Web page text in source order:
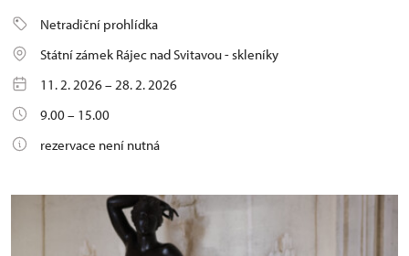
Netradiční prohlídka
Státní zámek Rájec nad Svitavou - skleníky
11. 2. 2026 – 28. 2. 2026
9.00 – 15.00
rezervace není nutná